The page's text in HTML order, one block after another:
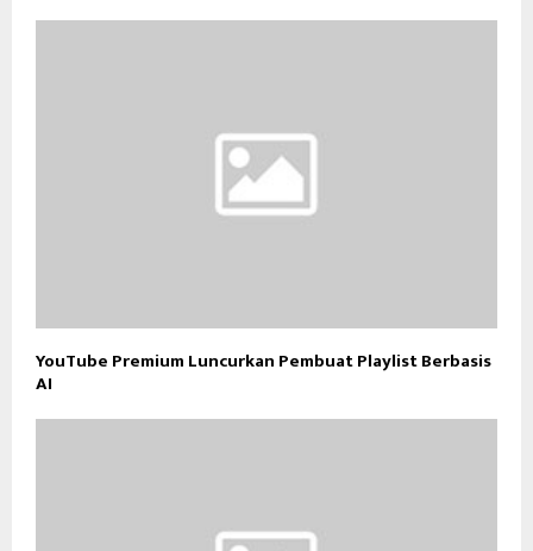
YouTube Premium Luncurkan Pembuat Playlist Berbasis
AI